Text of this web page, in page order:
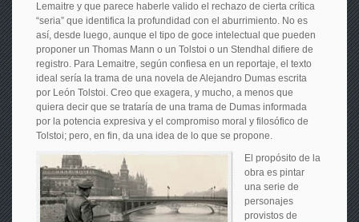
Lemaitre y que parece haberle valido el rechazo de cierta crítica
“seria” que identifica la profundidad con el aburrimiento. No es
así, desde luego, aunque el tipo de goce intelectual que pueden
proponer un Thomas Mann o un Tolstoi o un Stendhal difiere de
registro. Para Lemaitre, según confiesa en un reportaje, el texto
ideal sería la trama de una novela de Alejandro Dumas escrita
por León Tolstoi. Creo que exagera, y mucho, a menos que
quiera decir que se trataría de una trama de Dumas informada
por la potencia expresiva y el compromiso moral y filosófico de
Tolstoi; pero, en fin, da una idea de lo que se propone.
El propósito de la
obra es pintar
una serie de
personajes
provistos de